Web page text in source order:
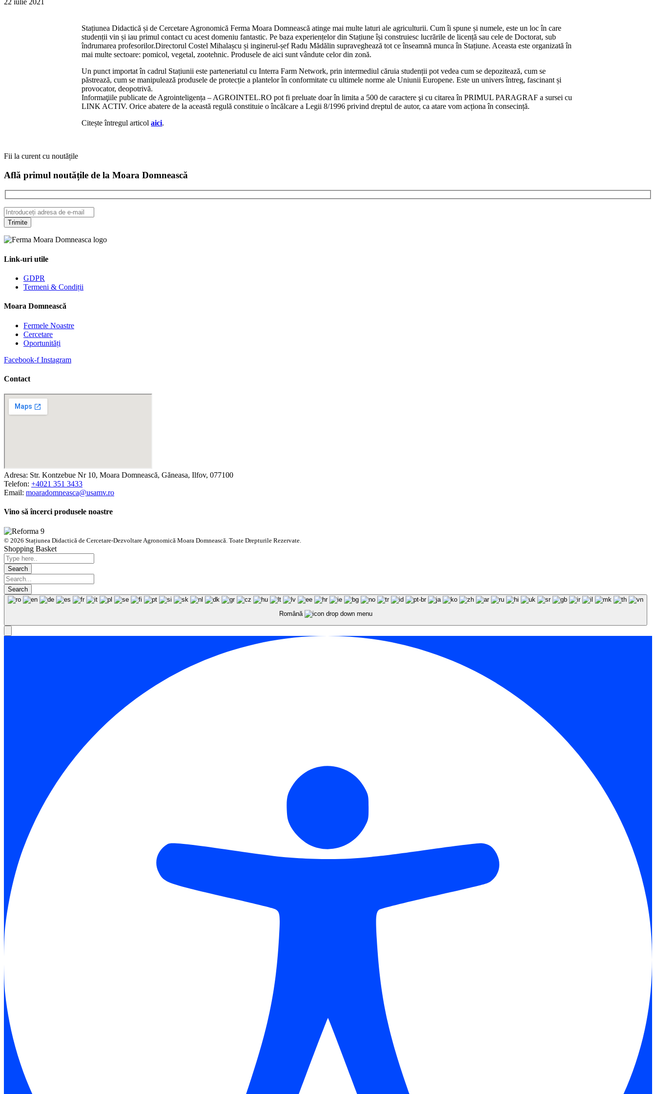
22 iulie 2021
Stațiunea Didactică și de Cercetare Agronomică Ferma Moara Domnească atinge mai multe laturi ale agriculturii. Cum îi spune și numele, este un loc în care
studenții vin și iau primul contact cu acest domeniu fantastic. Pe baza experiențelor din Stațiune își construiesc lucrările de licență sau cele de Doctorat, sub
îndrumarea profesorilor.Directorul Costel Mihalașcu și inginerul-șef Radu Mădălin supraveghează tot ce înseamnă munca în Stațiune. Aceasta este organizată în
mai multe sectoare: pomicol, vegetal, zootehnic. Produsele de aici sunt vândute celor din zonă.
Un punct importat în cadrul Stațiunii este parteneriatul cu Interra Farm Network, prin intermediul căruia studenții pot vedea cum se depozitează, cum se
păstrează, cum se manipulează produsele de protecție a plantelor în conformitate cu ultimele norme ale Uniunii Europene. Este un univers întreg, fascinant și
provocator, deopotrivă.
Informaţiile publicate de Agrointeligența – AGROINTEL.RO pot fi preluate doar în limita a 500 de caractere şi cu citarea în PRIMUL PARAGRAF a sursei cu
LINK ACTIV. Orice abatere de la această regulă constituie o încălcare a Legii 8/1996 privind dreptul de autor, ca atare vom acționa în consecință.
Citește întregul articolaici.
Fii la curent cu noutățile
Află primul noutățile de la Moara Domnească
Link-uri utile
GDPR
Termeni & Condiții
Moara Domnească
Fermele Noastre
Cercetare
Oportunități
Facebook-f Instagram
Contact
Adresa: Str. Kontzebue Nr 10, Moara Domnească, Găneasa, Ilfov, 077100
Telefon: +4021 351 3433
Email: moaradomneasca@usamv.ro
Vino să încerci produsele noastre
© 2026 Stațiunea Didactică de Cercetare-Dezvoltare Agronomică Moara Domnească. Toate Drepturile Rezervate.
Shopping Basket
Română